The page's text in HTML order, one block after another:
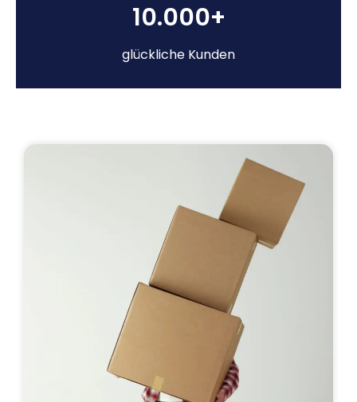
10.000+
glückliche Kunden